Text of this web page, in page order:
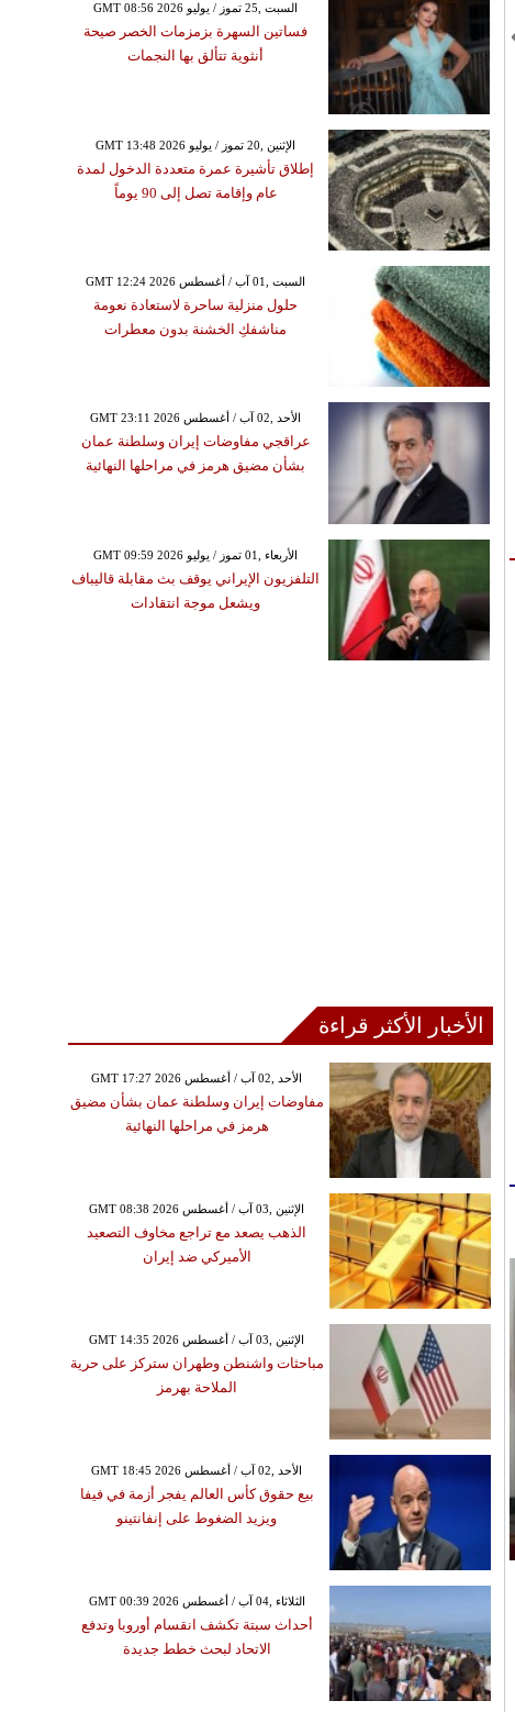
الإثنين ,01 شباط / فبرايرGMT 18:22
يبدأ الشهر مع تنافر بين مركور
وأورانوس
GMT 08:56 2026 السبت ,25 تموز / يوليو
فساتين السهرة بزمزمات الخصر صيحة
أنثوية تتألق بها النجمات
GMT 13:48 2026 الإثنين ,20 تموز / يوليو
إطلاق تأشيرة عمرة متعددة الدخول لمدة
عام وإقامة تصل إلى 90 يوماً
GMT 12:24 2026 السبت ,01 آب / أغسطس
حلول منزلية ساحرة لاستعادة نعومة
مناشفكِ الخشنة بدون معطرات
GMT 23:11 2026 الأحد ,02 آب / أغسطس
عراقجي مفاوضات إيران وسلطنة عمان
بشأن مضيق هرمز في مراحلها النهائية
GMT 09:59 2026 الأربعاء ,01 تموز / يوليو
التلفزيون الإيراني يوقف بث مقابلة قاليباف
ويشعل موجة انتقادات
الأخبار الأكثر قراءة
GMT 17:27 2026 الأحد ,02 آب / أغسطس
مفاوضات إيران وسلطنة عمان بشأن مضيق
هرمز في مراحلها النهائية
GMT 08:38 2026 الإثنين ,03 آب / أغسطس
الذهب يصعد مع تراجع مخاوف التصعيد
الأميركي ضد إيران
GMT 14:35 2026 الإثنين ,03 آب / أغسطس
مباحثات واشنطن وطهران ستركز على حرية
الملاحة بهرمز
GMT 18:45 2026 الأحد ,02 آب / أغسطس
بيع حقوق كأس العالم يفجر أزمة في فيفا
ويزيد الضغوط على إنفانتينو
GMT 00:39 2026 الثلاثاء ,04 آب / أغسطس
أحداث سبتة تكشف انقسام أوروبا وتدفع
الاتحاد لبحث خطط جديدة